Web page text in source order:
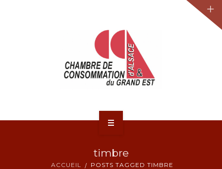
timbre
ACCUEIL POSTS TAGGED TIMBRE